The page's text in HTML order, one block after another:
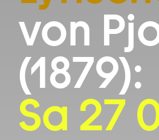
von
(1879):
Sa 27